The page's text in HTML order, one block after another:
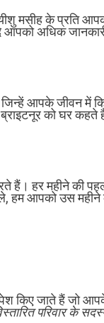
मसीह के प्रति
आपको अधिक
आपके जीवन में
ब्राइटनूर को घर
हैं। हर महीने की
हम आपको उस
जाते हैं जो आपके
परिवार के